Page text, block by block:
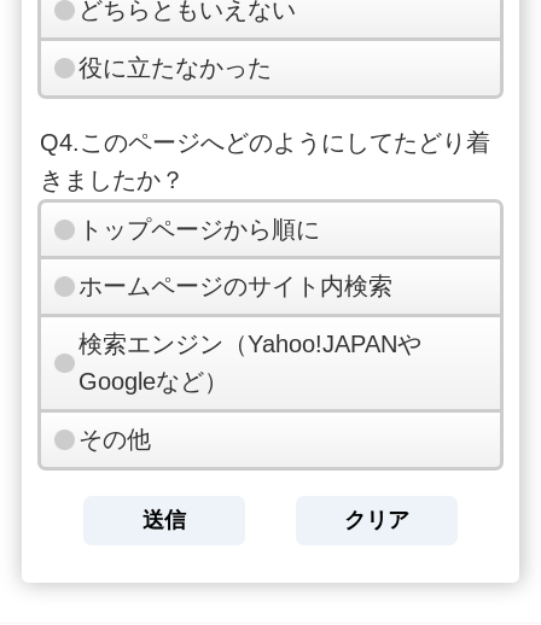
どちらともいえない
役に立たなかった
Q4.このページへどのようにしてたどり着
きましたか？
トップページから順に
ホームページのサイト内検索
検索エンジン（Yahoo!JAPANや
Googleなど）
その他